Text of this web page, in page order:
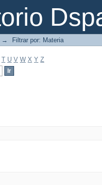
→ Filtrar por: Materia
T U V W X Y Z